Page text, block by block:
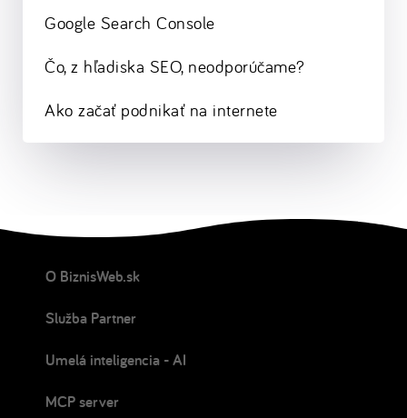
Google Search Console
Čo, z hľadiska SEO, neodporúčame?
Ako začať podnikať na internete
O BiznisWeb.sk
Služba Partner
Umelá inteligencia - AI
MCP server